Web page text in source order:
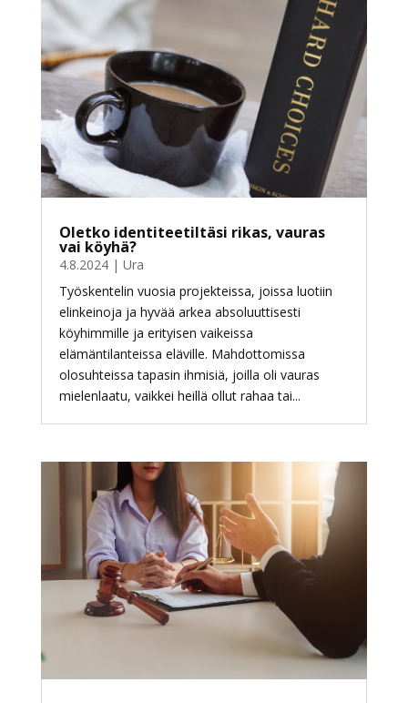
Oletko identiteetiltäsi rikas, vauras
vai köyhä?
4.8.2024| Ura
Työskentelin vuosia projekteissa, joissa luotiin
elinkeinoja ja hyvää arkea absoluuttisesti
köyhimmille ja erityisen vaikeissa
elämäntilanteissa eläville. Mahdottomissa
olosuhteissa tapasin ihmisiä, joilla oli vauras
mielenlaatu, vaikkei heillä ollut rahaa tai...